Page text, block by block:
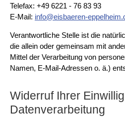
Telefax: +49 6221 - 76 83 93
E-Mail: nf sb r n- pp lh m
Verantwortliche Stelle ist die
die allein oder gemeinsam mit
Mittel der Verarbeitung von
Namen, E-Mail-Adressen o. ä.)
Widerruf Ihrer
Datenverarbeitung